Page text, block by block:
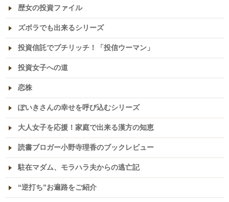
歴女の投資ファイル
ズボラでも出来るシリーズ
投資信託でプチリッチ！「投信ウーマン」
投資女子への道
恋株
ぽいきさんの幸せを呼び込むシリーズ
大人女子を応援！家庭で出来る漢方の知恵
読書ブロガー小野寺理香のブックレビュー
駐在マダム、モラハラ夫からの逃亡記
“逆打ち”お遍路をご紹介